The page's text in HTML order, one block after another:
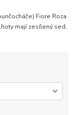
Fiore Roza
mají zesílený sed,